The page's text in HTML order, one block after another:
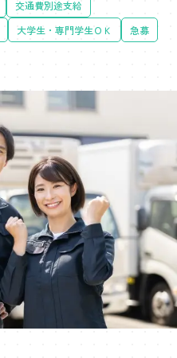
交通費別途支給
大学生・専門学生ＯＫ
急募